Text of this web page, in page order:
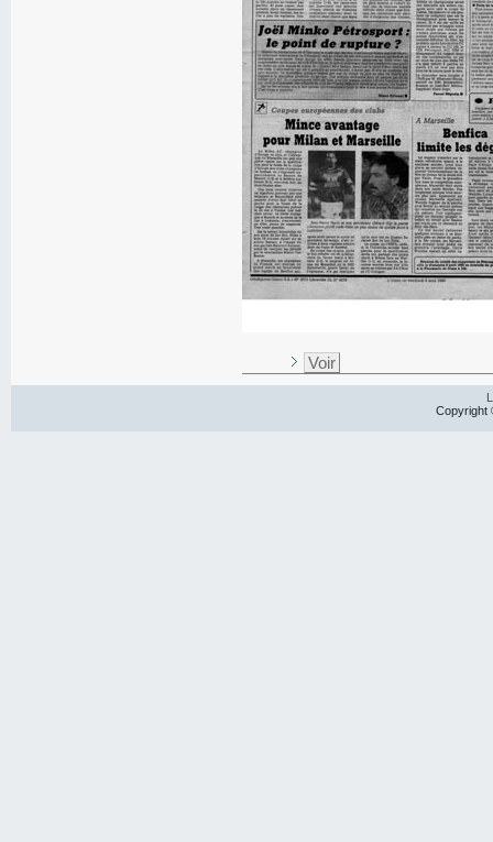
Voir
Copyright